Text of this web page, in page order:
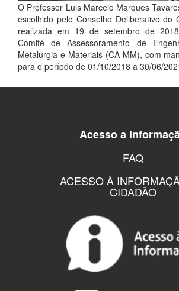
O Professor Luis Marcelo Marques
escolhido pelo Conselho Deliberativo do
realizada em 19 de setembro de
Comitê de Assessoramento de
Metalurgia e Materiais (CA-MM), com
para o período de 01/10/2018 a 30/06/
Acesso a
FAQ
ACESSO À
CIDADÃO